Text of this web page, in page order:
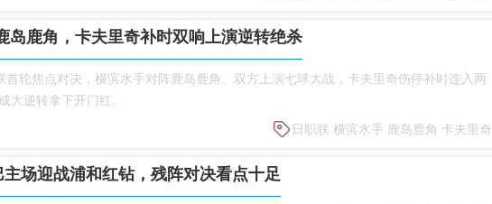
岛鹿角，卡夫里奇补时双响上演逆转绝杀
首轮焦点对决，横滨水手对阵鹿岛鹿角。双方上演七球大战，卡夫里奇伤停补时连入两
大逆转拿下开门红。
日职联 横滨水手 鹿岛鹿角 卡夫里奇
主场迎战浦和红钻，残阵对决看点十足